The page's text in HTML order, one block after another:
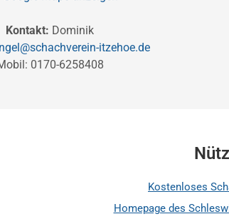
Kontakt: Dominik
itzehoe.de
0170-6258408
Kostenloses
Homepage des